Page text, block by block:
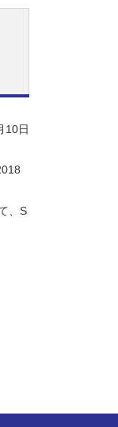
10日
、S